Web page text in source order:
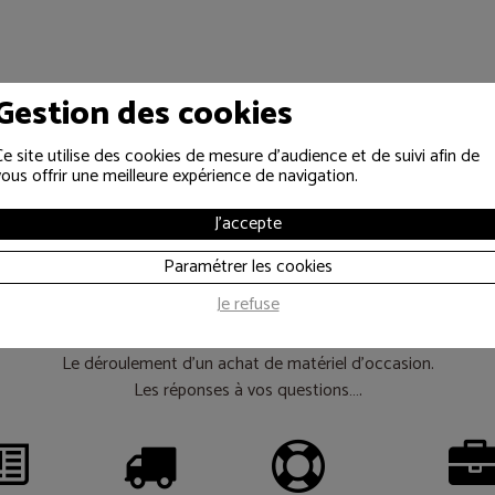
informations
Le déroulement d’un achat de matériel d’occasion.
Les réponses à vos questions….
des cookies
site utilise des cookies de mesure d'audience et de suivi afin de
offrir une meilleure expérience de navigation.
J'accepte
Paramétrer les cookies
Je refuse